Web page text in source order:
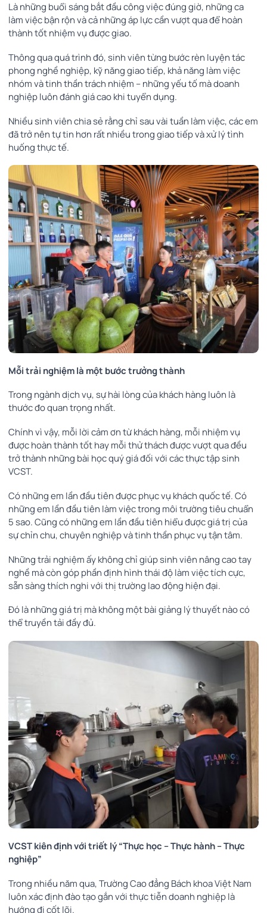
Là những buổi sáng bắt đầu công việc đúng giờ, những ca
làm việc bận rộn và cả những áp lực cần vượt qua để hoàn
thành tốt nhiệm vụ được giao.
Thông qua quá trình đó, sinh viên từng bước rèn luyện tác
phong nghề nghiệp, kỹ năng giao tiếp, khả năng làm việc
nhóm và tinh thần trách nhiệm – những yếu tố mà doanh
nghiệp luôn đánh giá cao khi tuyển dụng.
Nhiều sinh viên chia sẻ rằng chỉ sau vài tuần làm việc, các em
đã trở nên tự tin hơn rất nhiều trong giao tiếp và xử lý tình
huống thực tế.
Mỗi trải nghiệm là một bước trưởng thành
Trong ngành dịch vụ, sự hài lòng của khách hàng luôn là
thước đo quan trọng nhất.
Chính vì vậy, mỗi lời cảm ơn từ khách hàng, mỗi nhiệm vụ
được hoàn thành tốt hay mỗi thử thách được vượt qua đều
trở thành những bài học quý giá đối với các thực tập sinh
VCST.
Có những em lần đầu tiên được phục vụ khách quốc tế. Có
những em lần đầu tiên làm việc trong môi trường tiêu chuẩn
5 sao. Cũng có những em lần đầu tiên hiểu được giá trị của
sự chỉn chu, chuyên nghiệp và tinh thần phục vụ tận tâm.
Những trải nghiệm ấy không chỉ giúp sinh viên nâng cao tay
nghề mà còn góp phần định hình thái độ làm việc tích cực,
sẵn sàng thích nghi với thị trường lao động hiện đại.
Đó là những giá trị mà không một bài giảng lý thuyết nào có
thể truyền tải đầy đủ.
VCST kiên định với triết lý “Thực học – Thực hành – Thực
nghiệp”
Trong nhiều năm qua, Trường Cao đẳng Bách khoa Việt Nam
luôn xác định đào tạo gắn với thực tiễn doanh nghiệp là
hướng đi cốt lõi.